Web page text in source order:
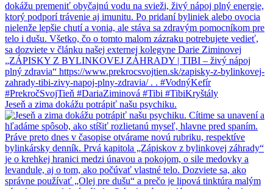
Jeseň a zima dokážu potrápiť našu psychiku.